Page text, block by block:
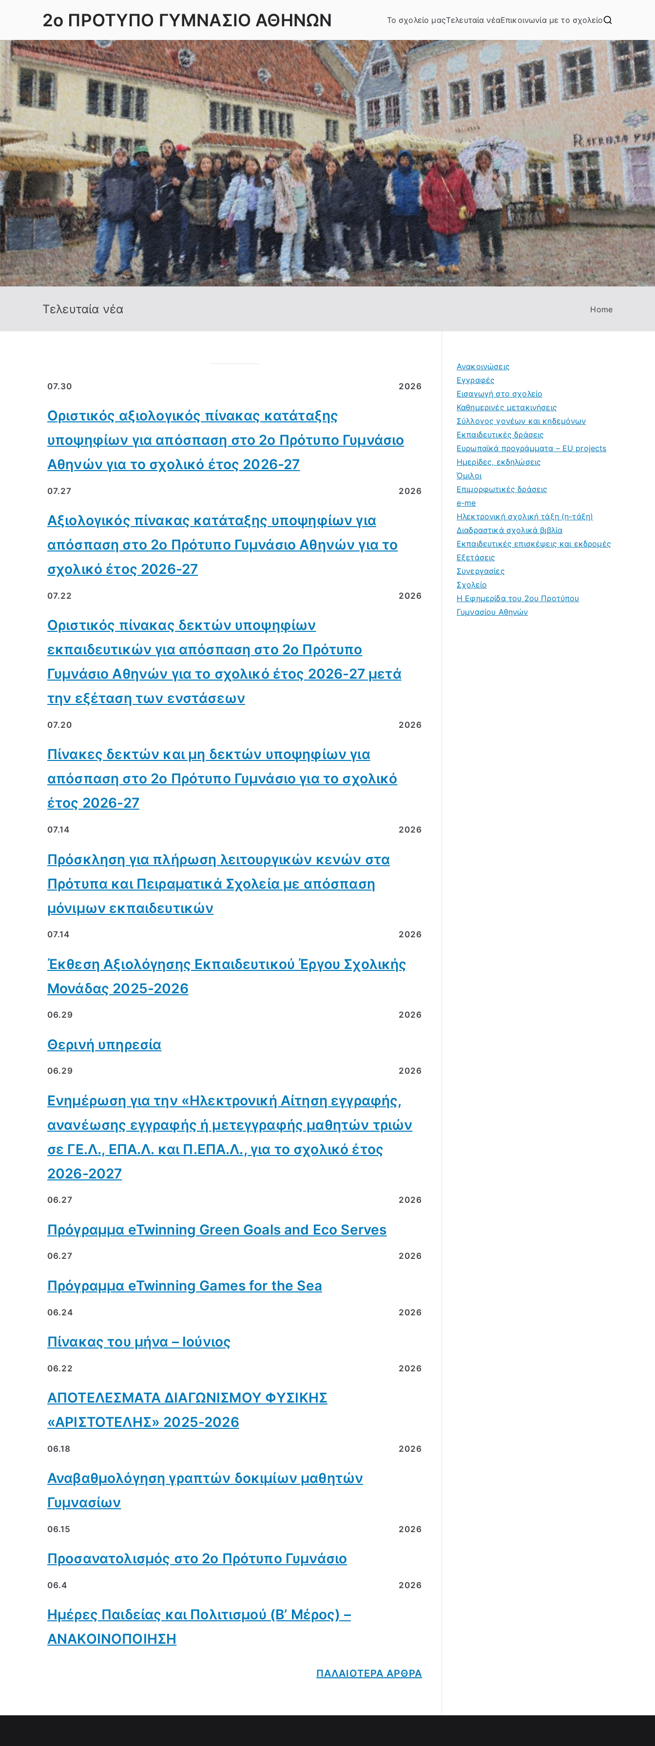
2ο ΠΡΟΤΥΠΟ ΓΥΜΝΑΣΙΟ ΑΘΗΝΩΝ Το σχολείο μαςΤελευταία νέαΕπικοινωνία με το σχολείο
Τελευταία νέα Home
07.30 2026
Οριστικός αξιολογικός πίνακας κατάταξης
υποψηφίων για απόσπαση στο 2ο Πρότυπο Γυμνάσιο
Αθηνών για το σχολικό έτος 2026-27
07.27 2026
Αξιολογικός πίνακας κατάταξης υποψηφίων για
απόσπαση στο 2ο Πρότυπο Γυμνάσιο Αθηνών για το
σχολικό έτος 2026-27
07.22 2026
Οριστικός πίνακας δεκτών υποψηφίων
εκπαιδευτικών για απόσπαση στο 2ο Πρότυπο
Γυμνάσιο Αθηνών για το σχολικό έτος 2026-27 μετά
την εξέταση των ενστάσεων
07.20 2026
Πίνακες δεκτών και μη δεκτών υποψηφίων για
απόσπαση στο 2ο Πρότυπο Γυμνάσιο για το σχολικό
έτος 2026-27
07.14 2026
Πρόσκληση για πλήρωση λειτουργικών κενών στα
Πρότυπα και Πειραματικά Σχολεία με απόσπαση
μόνιμων εκπαιδευτικών
07.14 2026
Έκθεση Αξιολόγησης Εκπαιδευτικού Έργου Σχολικής
Μονάδας 2025-2026
06.29 2026
Θερινή υπηρεσία
06.29 2026
Ενημέρωση για την «Ηλεκτρονική Αίτηση εγγραφής,
ανανέωσης εγγραφής ή μετεγγραφής μαθητών τριών
σε ΓΕ.Λ., ΕΠΑ.Λ. και Π.ΕΠΑ.Λ., για το σχολικό έτος
2026-2027
06.27 2026
Πρόγραμμα eTwinning Green Goals and Eco Serves
06.27 2026
Πρόγραμμα eTwinning Games for the Sea
06.24 2026
Πίνακας του μήνα – Ιούνιος
06.22 2026
ΑΠΟΤΕΛΕΣΜΑΤΑ ΔΙΑΓΩΝΙΣΜΟΥ ΦΥΣΙΚΗΣ
«ΑΡΙΣΤΟΤΕΛΗΣ» 2025-2026
06.18 2026
Αναβαθμολόγηση γραπτών δοκιμίων μαθητών
Γυμνασίων
06.15 2026
Προσανατολισμός στο 2ο Πρότυπο Γυμνάσιο
06.4 2026
Ημέρες Παιδείας και Πολιτισμού (Β’ Μέρος) –
ΑΝΑΚΟΙΝΟΠΟΙΗΣΗ
ΠΑΛΑΙΟΤΕΡΑ ΑΡΘΡΑ
Ανακοινώσεις
Εγγραφές
Εισαγωγή στο σχολείο
Καθημερινές μετακινήσεις
Σύλλογος γονέων και κηδεμόνων
Εκπαιδευτικές δράσεις
Ευρωπαϊκά προγράμματα – EU projects
Ημερίδες, εκδηλώσεις
Όμιλοι
Επιμορφωτικές δράσεις
e-me
Ηλεκτρονική σχολική τάξη (η-τάξη)
Διαδραστικά σχολικά βιβλία
Εκπαιδευτικές επισκέψεις και εκδρομές
Εξετάσεις
Συνεργασίες
Σχολείο
Η Εφημερίδα του 2ου Προτύπου
Γυμνασίου Αθηνών